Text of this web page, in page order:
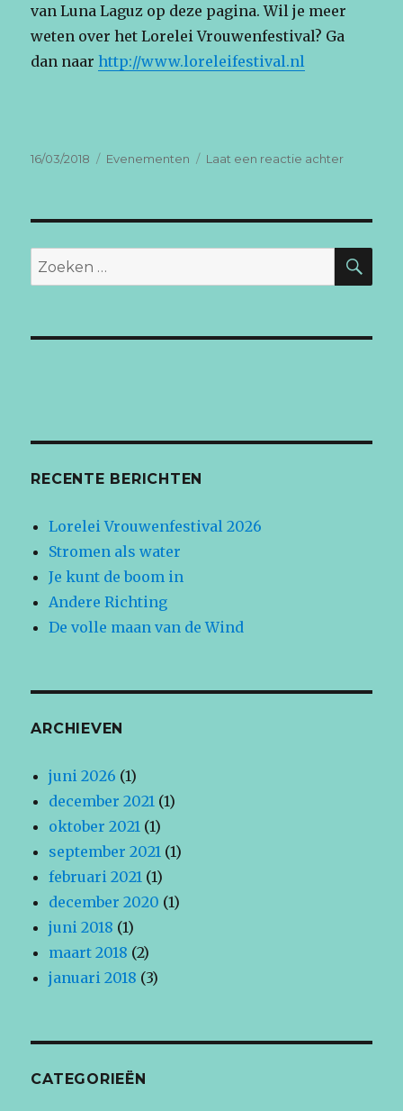
van Luna Laguz op deze pagina. Wil je meer
weten over het Lorelei Vrouwenfestival? Ga
dan naarhttp://www.loreleifestival.nl
Geplaatst
16/03/2018 Categorieën
Evenementen Laat een reactie achterop
Zoeken
naar:
RECENTE BERICHTEN
Lorelei Vrouwenfestival 2026
Stromen als water
Je kunt de boom in
Andere Richting
De volle maan van de Wind
ARCHIEVEN
juni 2026 (1)
december 2021 (1)
oktober 2021 (1)
september 2021 (1)
februari 2021 (1)
december 2020 (1)
juni 2018 (1)
maart 2018 (2)
januari 2018 (3)
CATEGORIEËN